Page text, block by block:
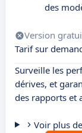
des
Version
Tarif sur
Surveille les
dérives, et
des rapports et
Voir plus